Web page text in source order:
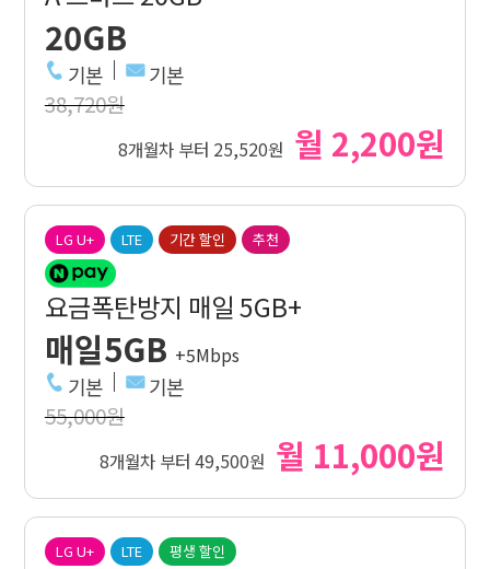
20GB
기본 기본
38,720원
8개월차 부터 25,520원 월 2,200원
LG U+ LTE 기간 할인 추천
요금폭탄방지 매일 5GB+
매일5GB +5Mbps
기본 기본
55,000원
8개월차 부터 49,500원 월 11,000원
LG U+ LTE 평생 할인